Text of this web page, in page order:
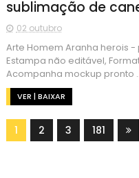
sublimação de
02 outubro
Arte Homem Aranha herois
Estampa não editável,
Acompanha mockup pronto
VER | BAIXAR
1 2 3 181